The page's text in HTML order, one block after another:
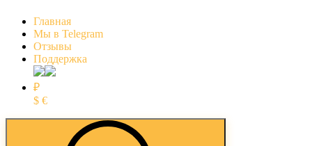
Главная
Мы в Telegram
Отзывы
Поддержка
₽
$ €